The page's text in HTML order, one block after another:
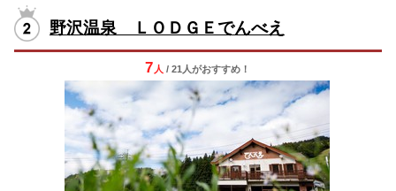
野沢温泉 ＬＯＤＧＥでんべえ
7 人 / 21人がおすすめ！